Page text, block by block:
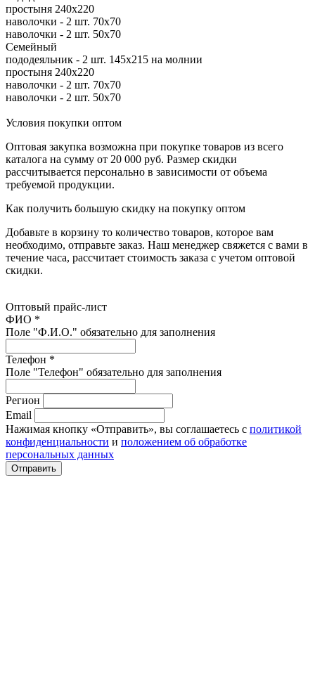
простыня 240х220
наволочки - 2 шт. 70х70
наволочки - 2 шт. 50х70
Семейный
пододеяльник - 2 шт. 145х215 на молнии
простыня 240х220
наволочки - 2 шт. 70х70
наволочки - 2 шт. 50х70
Условия покупки оптом
Оптовая закупка возможна при покупке товаров из всего
каталога на сумму от 20 000 руб. Размер скидки
рассчитывается персонально в зависимости от объема
требуемой продукции.
Как получить большую скидку на покупку оптом
Добавьте в корзину то количество товаров, которое вам
необходимо, отправьте заказ. Наш менеджер свяжется с вами в
течение часа, рассчитает стоимость заказа с учетом оптовой
скидки.
Оптовый прайс-лист
ФИО *
Поле "Ф.И.О." обязательно для заполнения
Телефон *
Поле "Телефон" обязательно для заполнения
Регион
Email
Нажимая кнопку «Отправить», вы соглашаетесь с политикой
конфиденциальности и положением об обработке
персональных данных
Отправить